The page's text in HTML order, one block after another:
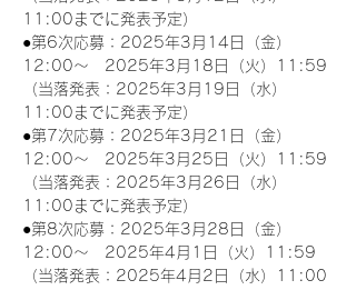
11:00までに発表予定）
●第6次応募：2025年3月14日（金）
12:00～　2025年3月18日（火）11:59
（当落発表：2025年3月19日（水）
11:00までに発表予定）
●第7次応募：2025年3月21日（金）
12:00～　2025年3月25日（火）11:59
（当落発表：2025年3月26日（水）
11:00までに発表予定）
●第8次応募：2025年3月28日（金）
12:00～　2025年4月1日（火）11:59
（当落発表：2025年4月2日（水）11:00